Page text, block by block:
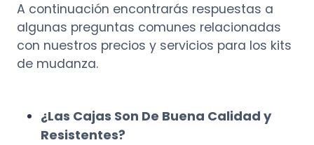
A continuación encontrarás respuestas a
algunas preguntas comunes relacionadas
con nuestros precios y servicios para los kits
de mudanza.
¿Las Cajas Son De Buena Calidad y
Resistentes?